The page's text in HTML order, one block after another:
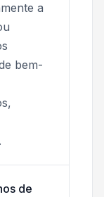
a
bem-
de